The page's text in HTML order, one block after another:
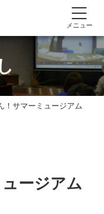
メニュー
サマーミュージアム
ージアム